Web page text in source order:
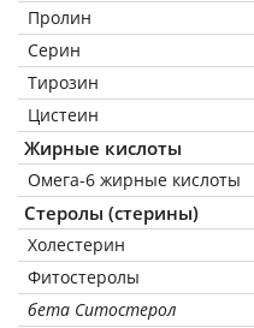
Пролин
Серин
Тирозин
Цистеин
Жирные кислоты
Омега-6 жирные кислоты
Стеролы (стерины)
Холестерин
Фитостеролы
бета Ситостерол